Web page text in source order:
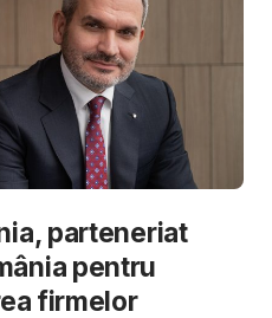
parteneriat
pentru
firmelor